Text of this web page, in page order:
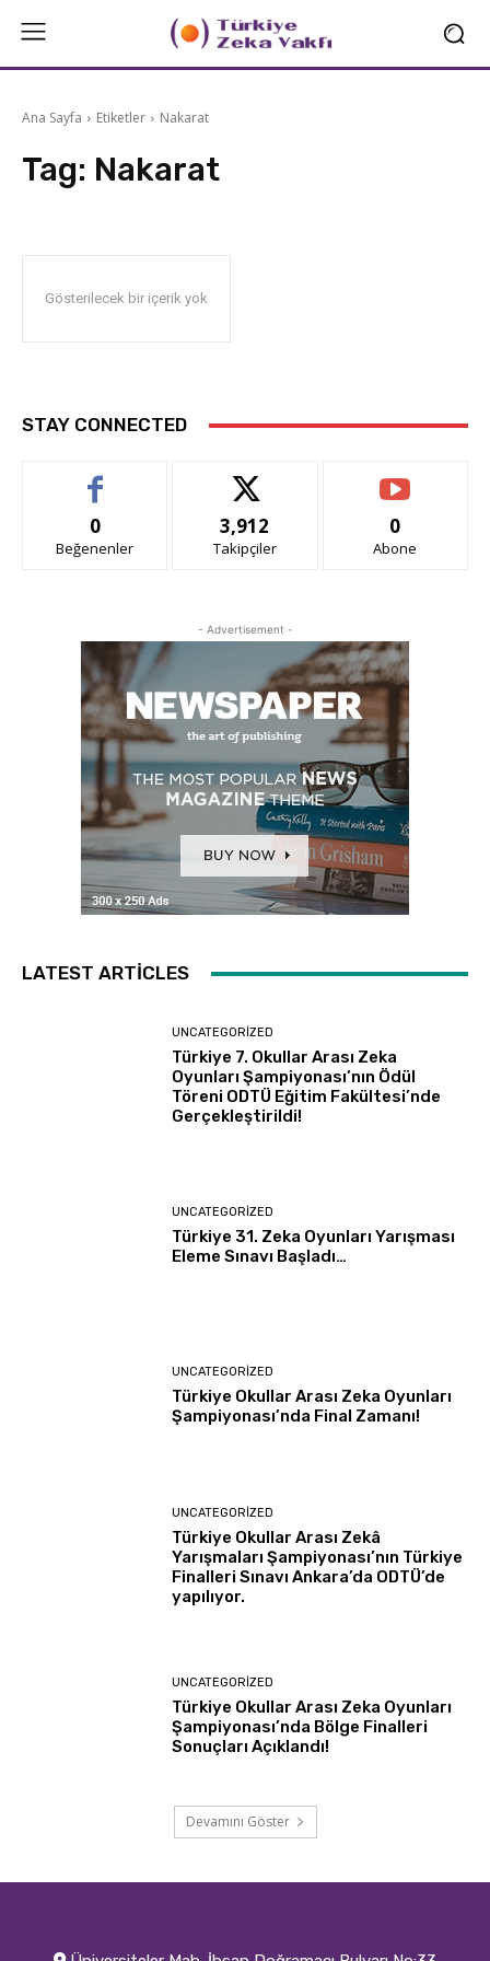
Ana Sayfa Etiketler Nakarat
Tag: Nakarat
Gösterilecek bir içerik yok
STAY CONNECTED
0
Beğenenler
3,912
Takipçiler
0
Abone
- Advertisement -
LATEST ARTICLES
UNCATEGORIZED
Türkiye 7. Okullar Arası Zeka
Oyunları Şampiyonası’nın Ödül
Töreni ODTÜ Eğitim Fakültesi’nde
Gerçekleştirildi!
UNCATEGORIZED
Türkiye 31. Zeka Oyunları Yarışması
Eleme Sınavı Başladı…
UNCATEGORIZED
Türkiye Okullar Arası Zeka Oyunları
Şampiyonası’nda Final Zamanı!
UNCATEGORIZED
Türkiye Okullar Arası Zekâ
Yarışmaları Şampiyonası’nın Türkiye
Finalleri Sınavı Ankara’da ODTÜ’de
yapılıyor.
UNCATEGORIZED
Türkiye Okullar Arası Zeka Oyunları
Şampiyonası’nda Bölge Finalleri
Sonuçları Açıklandı!
Devamını Göster